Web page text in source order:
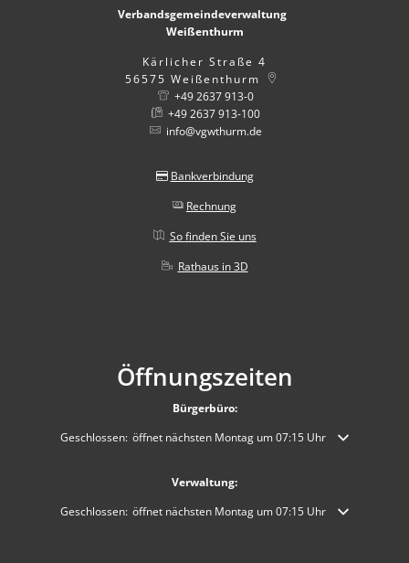
Verbandsgemeindeverwaltung
Weißenthurm
Kärlicher Straße 4
56575 Weißenthurm
+49 2637 913-0
+49 2637 913-100
info@vgwthurm.de
Bankverbindung
Rechnung
So finden Sie uns
Rathaus in 3D
Öffnungszeiten
Bürgerbüro:
Klicken, um weitere Öffnungs- oder Schließzeiten auszublenden
Geschlossen: öffnet nächsten Montag um 07:15 Uhr
Verwaltung:
Klicken, um weitere Öffnungs- oder Schließzeiten auszublenden
Geschlossen: öffnet nächsten Montag um 07:15 Uhr